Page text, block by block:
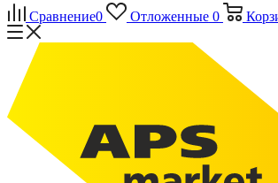
Сравнение0 Отложенные 0